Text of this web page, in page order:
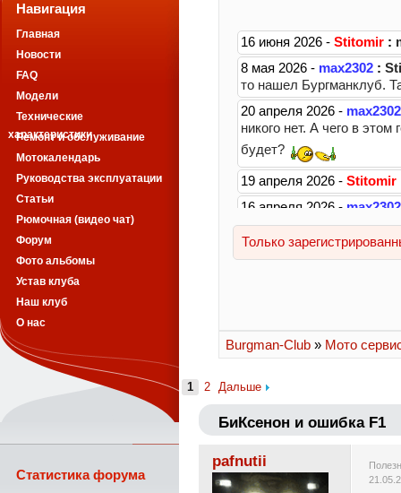
Burgman-Club » Мото
1 2 Дальше
БиКсенон и ошибка F1
pafnutii
Навигация
Главная
Новости
FAQ
Модели
Технические
характеристики
Ремонт и обслуживание
Мотокалендарь
Руководства эксплуатации
Статьи
Рюмочная (видео чат)
Форум
Фото альбомы
Устав клуба
Наш клуб
О нас
Статистика форума